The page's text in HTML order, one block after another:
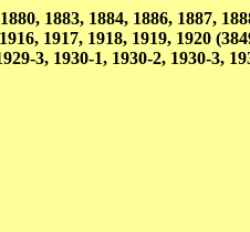
1883, 1884, 1886, 1887,
1917, 1918, 1919, 1920
3, 1930-1, 1930-2, 1930-3,